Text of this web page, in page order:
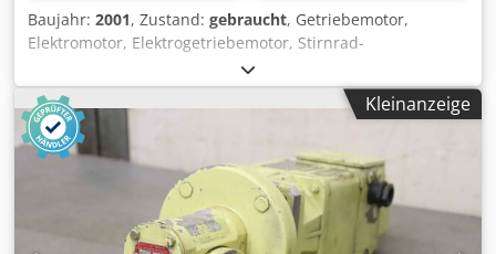
Baujahr: 2001, Zustand: gebraucht, Getriebemotor,
Elektromotor, Elektrogetriebemotor, Stirnrad-
Getriebemotor für Umreifungsmaschine,
Verpackungsmaschine, Strapping Machine,
Skinpackmaschine, Einwickelmaschine, Wickelmaschine,
Antriebsaggregat für Stretchwickelanlage Chodpfsu
Npgdsx Alcja -Hersteller: Bonfiglioli, Antriebsaggregat aus
Verpackungsmaschine ILAPAK Astra-STD -Getriebe: Typ
W63 U P80B14 i= 30 -Motor: 0,75 kW -Drehzahl: 46,6 U/min
-Einzelkomponenten: siehe Fotos -Abmessungen:
Kleinanzeige